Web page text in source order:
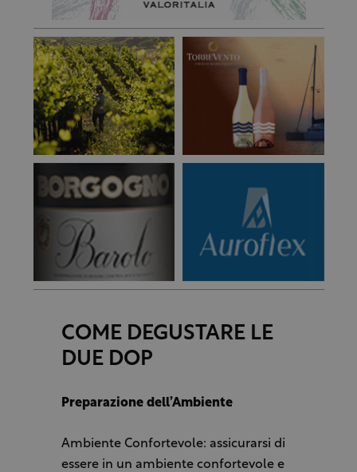
COME DEGUSTARE LE
DUE DOP
Preparazione dell’Ambiente
Ambiente Confortevole: assicurarsi di
essere in un ambiente confortevole e